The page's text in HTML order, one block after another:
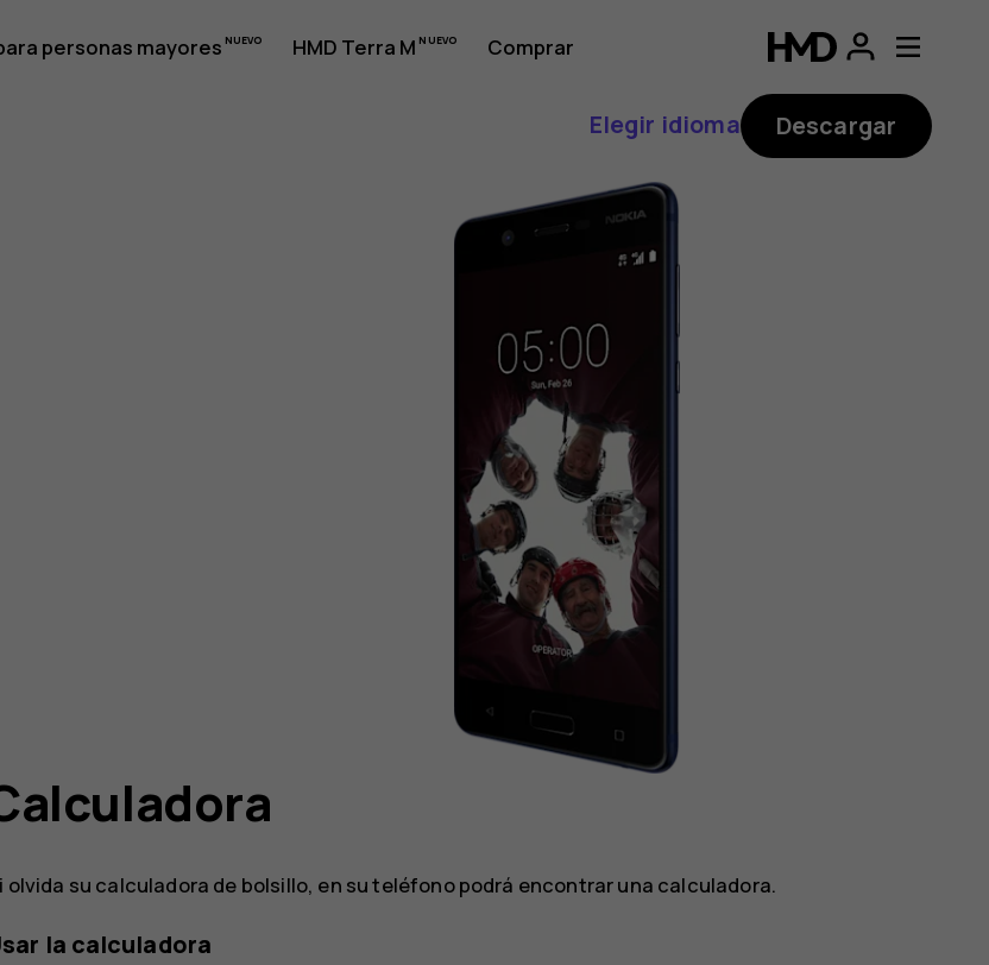
personas mayores HMD Terra M Comprar
Elegir idioma Descargar
olvida su calculadora de bolsillo, en su teléfono podrá encontrar una calculadora.
la calculadora